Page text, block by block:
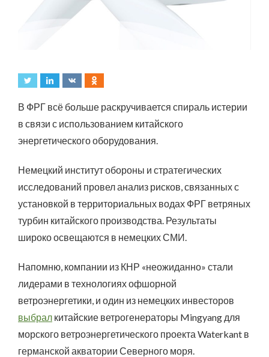
В ФРГ всё больше раскручивается спираль истерии
в связи с использованием китайского
энергетического оборудования.
Немецкий институт обороны и стратегических
исследований провел анализ рисков, связанных с
установкой в территориальных водах ФРГ ветряных
турбин китайского производства. Результаты
широко освещаются в немецких СМИ.
Напомню, компании из КНР «неожиданно» стали
лидерами в технологиях офшорной
ветроэнергетики, и один из немецких инвесторов
выбрал китайские ветрогенераторы Mingyang для
морского ветроэнергетического проекта Waterkant в
германской акватории Северного моря.